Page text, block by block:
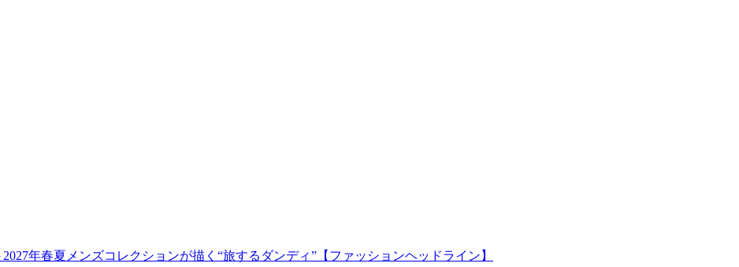
年春夏メンズコレクションが描く“旅するダンディ”【ファッションヘッドライン】